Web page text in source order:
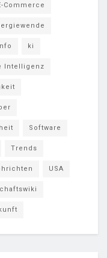
Commerce
ki
Intelligenz
Software
Trends
USA